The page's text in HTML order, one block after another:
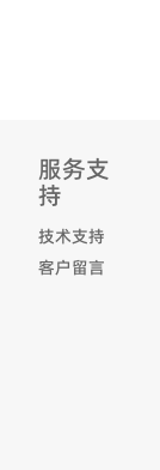
服务支
持
技术支持
客户留言